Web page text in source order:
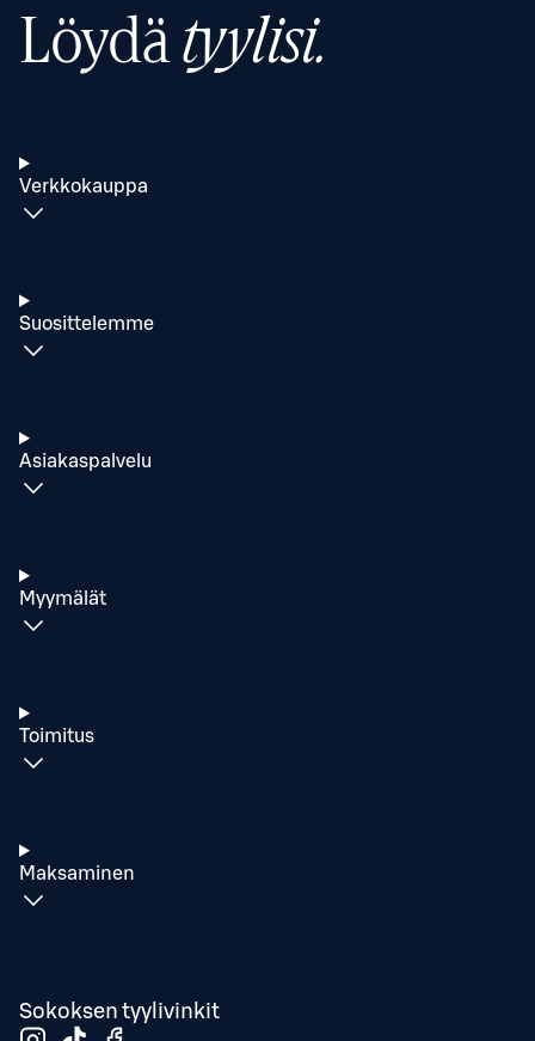
Löydätyylisi.
Verkkokauppa
Suosittelemme
Asiakaspalvelu
Myymälät
Toimitus
Maksaminen
Sokoksen tyylivinkit